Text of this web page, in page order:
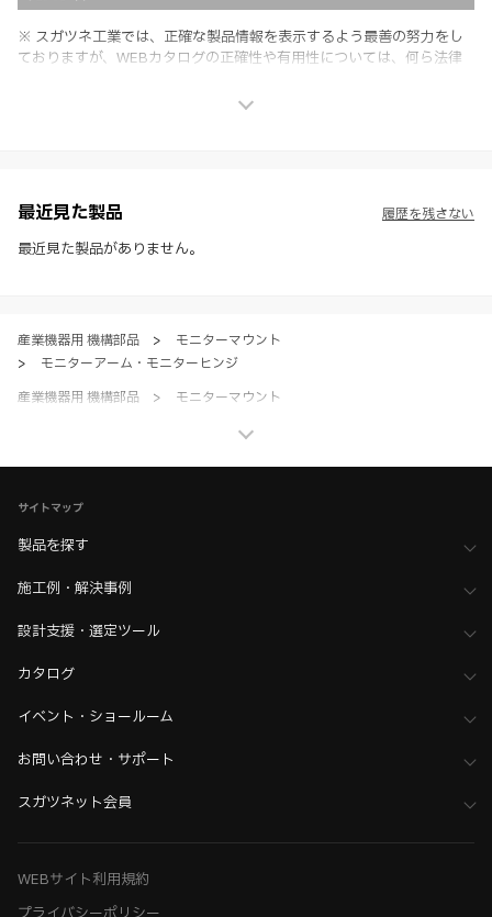
※ スガツネ工業では、正確な製品情報を表示するよう最善の努力をし
ておりますが、WEBカタログの正確性や有用性については、何ら法律
社製品の使用ご検討、又は販売促進目的の利用に限ります。
※ 本WEBサイト製品情報のご利用にあたっては、WEBサイト利用規
約、プライバシーポリシー、製品情報ガイドをご確認いただき、内容の
最近見た製品
最近見た製品がありません。
履歴を残さない
産業機器用 機構部品 >
モニターマウント
>
モニターアーム・モニターヒンジ
産業機器用 機構部品
>
モニターマウント
>
モニターマウント・モニターアーム
家具金物・建築金物
>
その他（格納ベッド・装飾パネル・ベアリングなど）
> 全て（格納ベッド・手すり・汎用品）
サイトマップ
製品を探す
施工例・解決事例
設計支援・選定ツール
カタログ
イベント・ショールーム
お問い合わせ・サポート
スガツネット会員
WEBサイト利用規約